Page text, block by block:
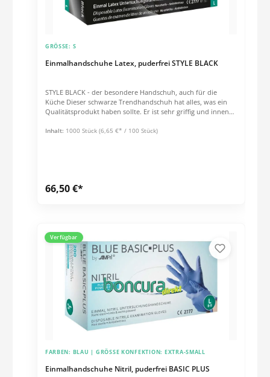
Einmalhandschuhe Latex, puderfrei STYLE BLACK
GRÖSSE: S
STYLE BLACK - der besondere Handschuh, auch für die
Küche Dieser schwarze Trendhandschuh hat alles, was ein
Qualitätsprodukt haben sollte. Er ist sehr griffig und innen
vermeiden.Grammatur & Schichtstärken ca. 6,2 g / Stck.
Inhalt: 1000 Stück (6,65 €* / 100 Stück)
66,50 €*
Verfügbar
Einmalhandschuhe Nitril, puderfrei BASIC PLUS
FARBEN: BLAU | GRÖSSE KONFEKTION: EXTRA-SMALL